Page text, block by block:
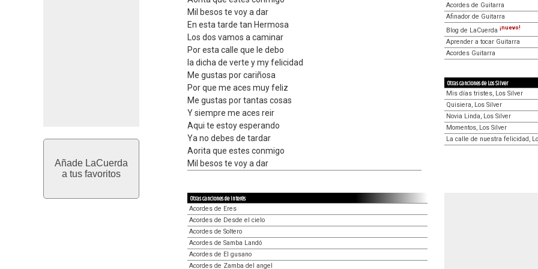
Añade LaCuerda
a tus favoritos
Mil besos te voy a dar
En esta tarde tan Hermosa
Los dos vamos a caminar
Por esta calle que le debo
la dicha de verte y my felicidad
Me gustas por cariñosa
Por que me aces muy feliz
Me gustas por tantas cosas
Y siempre me aces reir
Aqui te estoy esperando
Ya no debes de tardar
Aorita que estes conmigo
Mil besos te voy a dar
Acordes de Guitarra
Afinador de Guitarra
Blog de LaCuerda ¡nuevo!
Aprender a tocar Guitarra
Acordes Guitarra
Otras canciones de Los Silver
Mis días tristes, Los Silver
Quisiera, Los Silver
Novia Linda, Los Silver
Momentos, Los Silver
La calle de nuestra felicidad,
Otras canciones de interés
Acordes de Eres
Acordes de Desde el cielo
Acordes de Soltero
Acordes de Samba Landó
Acordes de El gusano
Acordes de Zamba del angel